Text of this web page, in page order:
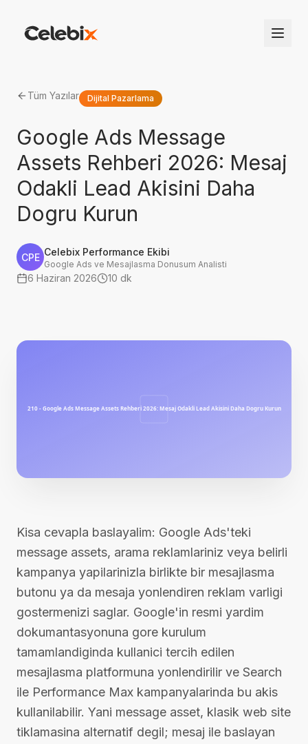
Tüm Yazılar Dijital Pazarlama
Google Ads Message
Assets Rehberi 2026: Mesaj
Odakli Lead Akisini Daha
Dogru Kurun
CPE Celebix Performance Ekibi
Google Ads ve Mesajlasma Donusum Analisti
6 Haziran 2026 10 dk
Kisa cevapla baslayalim: Google Ads'teki
message assets, arama reklamlariniz veya belirli
kampanya yapilarinizla birlikte bir mesajlasma
butonu ya da mesaja yonlendiren reklam varligi
gostermenizi saglar. Google'in resmi yardim
dokumantasyonuna gore kurulum
tamamlandiginda kullanici tercih edilen
mesajlasma platformuna yonlendirilir ve Search
ile Performance Max kampanyalarinda bu akis
kullanilabilir. Yani message asset, klasik web site
tiklamasina alternatif degil; mesaj ile baslayan